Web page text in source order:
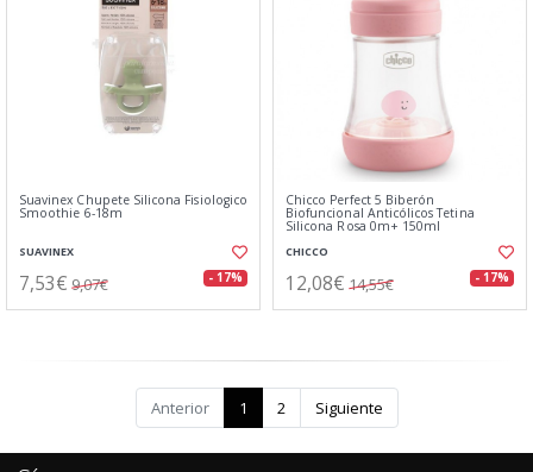
Suavinex Chupete Silicona Fisiologico
Smoothie 6-18m
SUAVINEX
7,53€ 9,07€ - 17%
Chicco Perfect 5 Biberón
Biofuncional Anticólicos Tetina
Silicona Rosa 0m+ 150ml
CHICCO
12,08€ 14,55€ - 17%
Anterior 1 2 Siguiente